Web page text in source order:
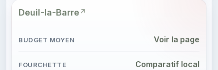
Deuil-la-Barre
Voir la page
Comparatif local